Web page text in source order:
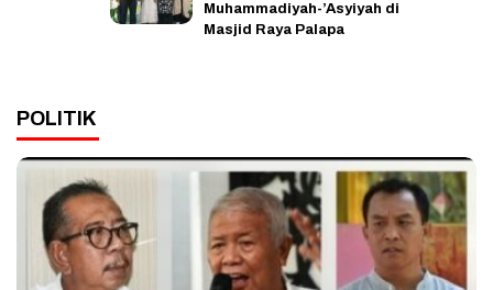
Muhammadiyah-’Asyiyah di
Masjid Raya Palapa
POLITIK